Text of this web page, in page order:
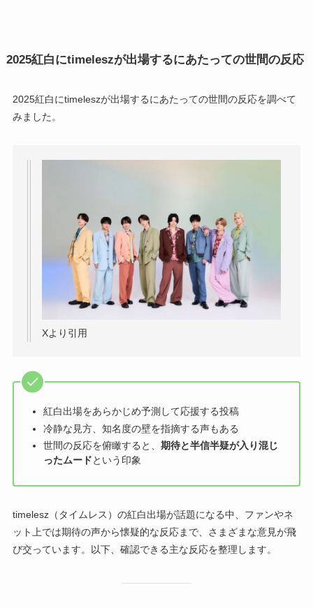
2025紅白にtimeleszが出場するにあたっての世間の反応
2025紅白にtimeleszが出場するにあたっての世間の反応を調べて
みました。
Xより引用
紅白出場をあらかじめ予測して応援する投稿
冷静な見方、知名度の壁を指摘する声もある
世間の反応を俯瞰すると、 期待と半信半疑が入り混じ
ったムードという印象
timelesz（タイムレス）の紅白出場が話題になる中、ファンやネ
ット上では期待の声から懐疑的な反応まで、さまざまな意見が飛
び交っています。以下、確認できる主な反応を整理します。